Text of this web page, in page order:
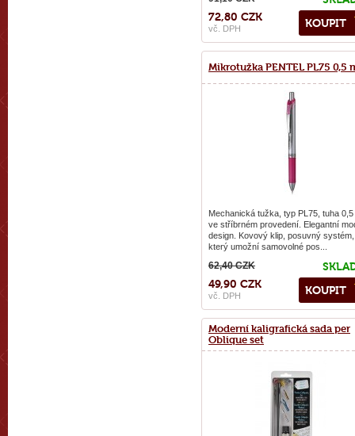
KOUPIT
72,80 CZK
vč. DPH
Mikrotužka PENTEL PL75 0,5
Mechanická tužka, typ PL75, tuha 0,5
ve stříbrném provedení. Elegantní
design. Kovový klip, posuvný systém,
který umožní samovolné pos...
KOUPIT
62,40 CZK
49,90 CZK
vč. DPH
Moderní kaligrafická sada per
Oblique set